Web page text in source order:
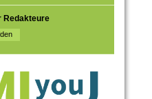
Redakteure